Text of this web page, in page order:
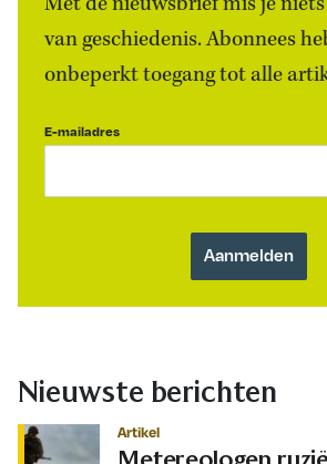
van geschiedenis. Abonnees
onbeperkt toegang tot alle
E-mailadres
Nieuwste berichten
Artikel